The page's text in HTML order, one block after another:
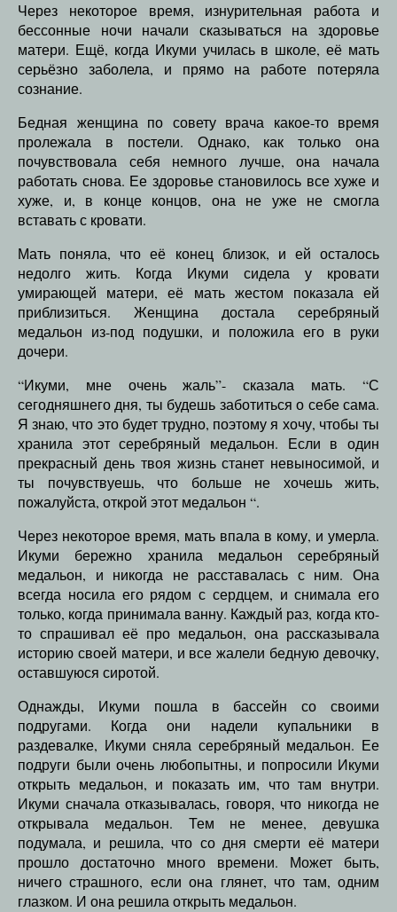
Через некоторое время, изнурительная работа и
бессонные ночи начали сказываться на здоровье
матери. Ещё, когда Икуми училась в школе, её мать
серьёзно заболела, и прямо на работе потеряла
сознание.
Бедная женщина по совету врача какое-то время
пролежала в постели. Однако, как только она
почувствовала себя немного лучше, она начала
работать снова. Ее здоровье становилось все хуже и
хуже, и, в конце концов, она не уже не смогла
вставать с кровати.
Мать поняла, что её конец близок, и ей осталось
недолго жить. Когда Икуми сидела у кровати
умирающей матери, её мать жестом показала ей
приблизиться. Женщина достала серебряный
медальон из-под подушки, и положила его в руки
дочери.
“Икуми, мне очень жаль”- сказала мать. “С
сегодняшнего дня, ты будешь заботиться о себе сама.
Я знаю, что это будет трудно, поэтому я хочу, чтобы ты
хранила этот серебряный медальон. Если в один
прекрасный день твоя жизнь станет невыносимой, и
ты почувствуешь, что больше не хочешь жить,
пожалуйста, открой этот медальон “.
Через некоторое время, мать впала в кому, и умерла.
Икуми бережно хранила медальон серебряный
медальон, и никогда не расставалась с ним. Она
всегда носила его рядом с сердцем, и снимала его
только, когда принимала ванну. Каждый раз, когда кто-
то спрашивал её про медальон, она рассказывала
историю своей матери, и все жалели бедную девочку,
оставшуюся сиротой.
Однажды, Икуми пошла в бассейн со своими
подругами. Когда они надели купальники в
раздевалке, Икуми сняла серебряный медальон. Ее
подруги были очень любопытны, и попросили Икуми
открыть медальон, и показать им, что там внутри.
Икуми сначала отказывалась, говоря, что никогда не
открывала медальон. Тем не менее, девушка
подумала, и решила, что со дня смерти её матери
прошло достаточно много времени. Может быть,
ничего страшного, если она глянет, что там, одним
глазком. И она решила открыть медальон.